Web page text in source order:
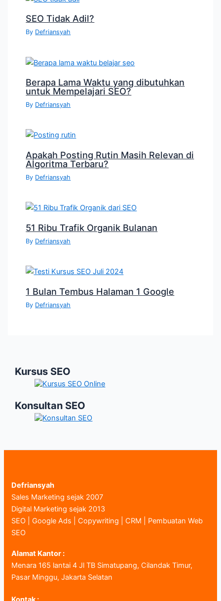
SEO Tidak Adil?
By Defriansyah
Berapa Lama Waktu yang dibutuhkan
untuk Mempelajari SEO?
By Defriansyah
Apakah Posting Rutin Masih Relevan di
Algoritma Terbaru?
By Defriansyah
51 Ribu Trafik Organik Bulanan
By Defriansyah
1 Bulan Tembus Halaman 1 Google
By Defriansyah
Kursus SEO
Konsultan SEO
Defriansyah
Sales Marketing sejak 2007
Digital Marketing sejak 2013
SEO | Google Ads | Copywriting | CRM | Pembuatan Web
SEO
Alamat Kantor :
Menara 165 lantai 4 Jl TB Simatupang, Cilandak Timur,
Pasar Minggu, Jakarta Selatan